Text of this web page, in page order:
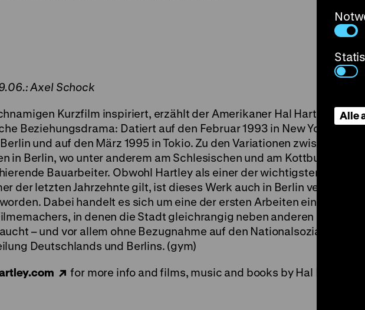
Axel Schock
Kurzfilm inspiriert, erzählt der Amerikaner Hal Hartley inFlirt
Beziehungsdrama: Datiert auf den Februar 1993 in New York, auf
und auf den März 1995 in Tokio. Zu den Variationen zwischen den
in Berlin, wo unter anderem am Schlesischen und am Kottbusser Tor
Bauarbeiter. Obwohl Hartley als einer der wichtigsten US-
der letzten Jahrzehnte gilt, ist dieses Werk auch in Berlin
Dabei handelt es sich um eine der ersten Arbeiten eines
in denen die Stadt gleichrangig neben anderen
– und vor allem ohne Bezugnahme auf den Nationalsozialismus
Deutschlands und Berlins. (gym)
for more info and films, music and books by Hal Hartley.
Alle